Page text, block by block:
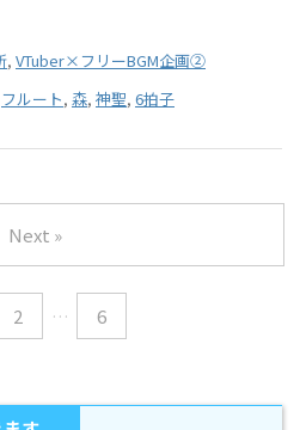
, VTuber×フリーBGM企画②
フルート, 森, 神聖, 6拍子
2 … 6
Next »